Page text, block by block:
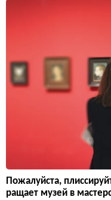
Пожалуйста,
ращает музей в